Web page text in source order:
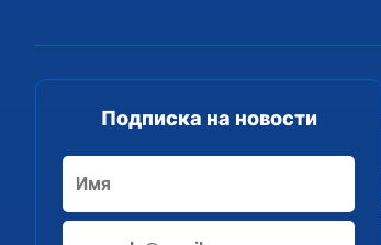
Подписка на новости